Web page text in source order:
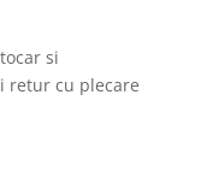
si
retur cu plecare